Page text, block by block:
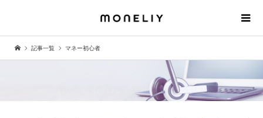
記事一覧 マネー初心者